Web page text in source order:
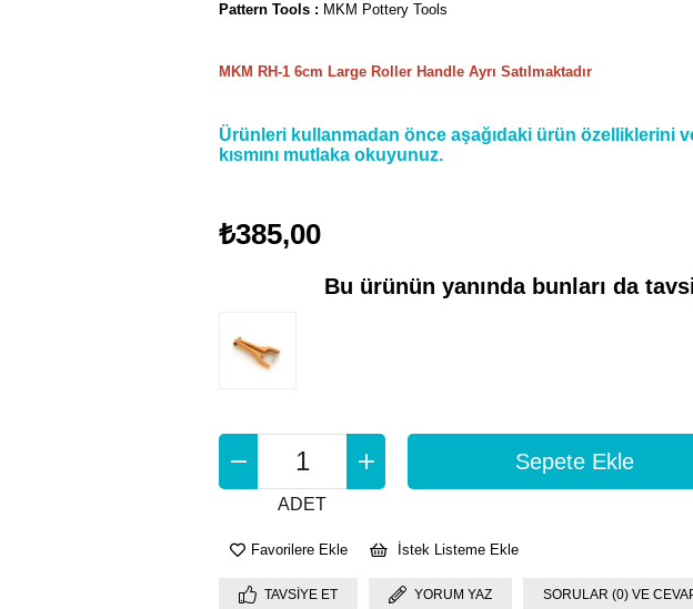
Pattern Tools : MKM Pottery Tools
MKM RH-1 6cm Large Roller Handle Ayrı Satılmaktadır
Ürünleri kullanmadan önce aşağıdaki ürün özelliklerini
kısmını mutlaka okuyunuz.
₺385,00
Bu ürünün yanında bunları da
ADET
Favorilere Ekle İstek Listeme Ekle
TAVSIYE ET YORUM YAZ SORULAR (0) VE